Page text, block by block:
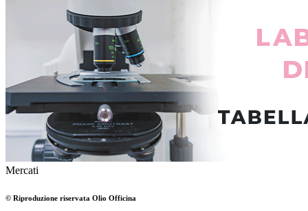
Mercati
© Riproduzione riservata Olio Officina